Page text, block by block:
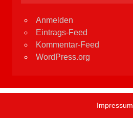
Anmelden
Eintrags-Feed
Kommentar-Feed
WordPress.org
Impressum